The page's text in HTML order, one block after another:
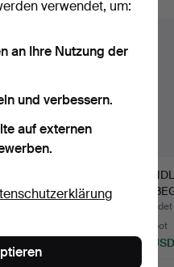
Jahre.
mit
1 Gebot
35 USD
verwendet, um:
an Ihre Nutzung der
und verbessern.
auf externen